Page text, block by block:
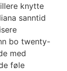
knytte
sanntid
bo twenty-
med
føle